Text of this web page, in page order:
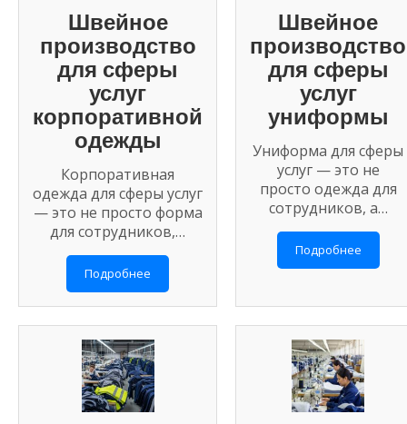
Швейное
производство
для сферы
услуг
корпоративной
одежды
Корпоративная
одежда для сферы услуг
— это не просто форма
для сотрудников,…
Подробнее
Швейное
производство
для сферы
услуг
униформы
Униформа для сферы
услуг — это не
просто одежда для
сотрудников, а…
Подробнее